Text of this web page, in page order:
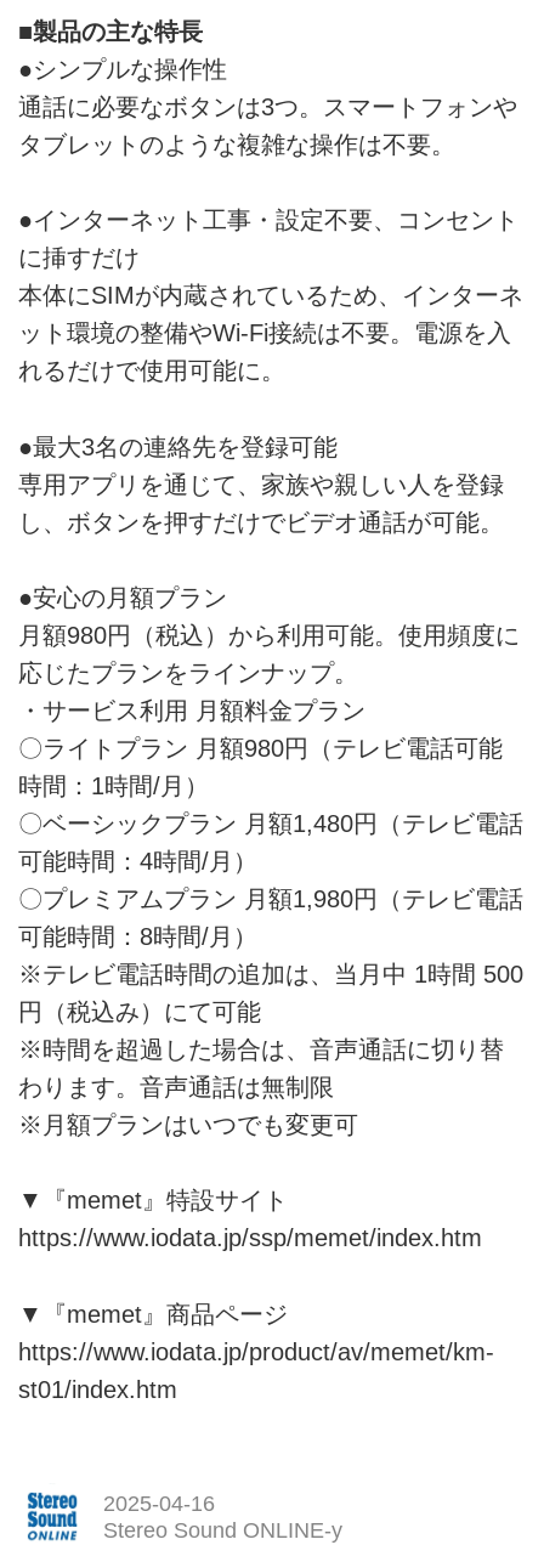
■製品の主な特長
●シンプルな操作性
通話に必要なボタンは3つ。スマートフォンや
タブレットのような複雑な操作は不要。
●インターネット工事・設定不要、コンセント
に挿すだけ
本体にSIMが内蔵されているため、インターネ
ット環境の整備やWi-Fi接続は不要。電源を入
れるだけで使用可能に。
●最大3名の連絡先を登録可能
専用アプリを通じて、家族や親しい人を登録
し、ボタンを押すだけでビデオ通話が可能。
●安心の月額プラン
月額980円（税込）から利用可能。使用頻度に
応じたプランをラインナップ。
・サービス利用 月額料金プラン
〇ライトプラン 月額980円（テレビ電話可能
時間：1時間/月）
〇ベーシックプラン 月額1,480円（テレビ電話
可能時間：4時間/月）
〇プレミアムプラン 月額1,980円（テレビ電話
可能時間：8時間/月）
※テレビ電話時間の追加は、当月中 1時間 500
円（税込み）にて可能
※時間を超過した場合は、音声通話に切り替
わります。音声通話は無制限
※月額プランはいつでも変更可
▼『memet』特設サイト
https://www.iodata.jp/ssp/memet/index.htm
▼『memet』商品ページ
https://www.iodata.jp/product/av/memet/km-
st01/index.htm
2025-04-16
Stereo Sound ONLINE-y